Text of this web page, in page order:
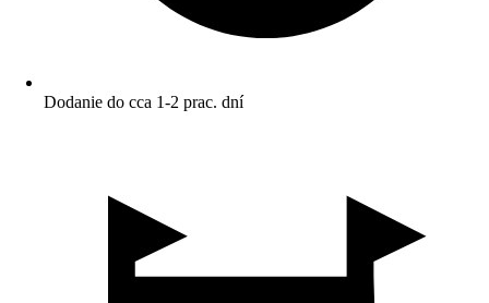
Dodanie do cca 1-2 prac. dní